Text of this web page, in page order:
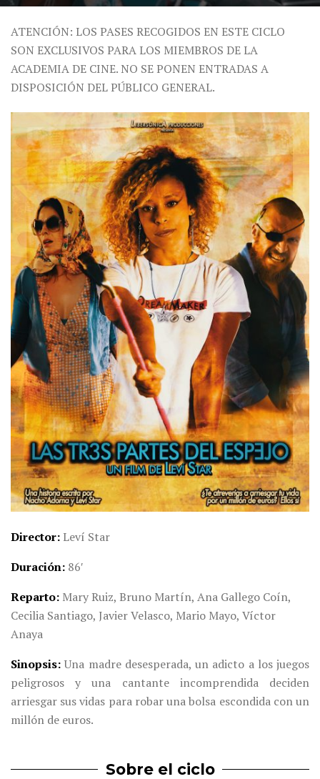
ATENCIÓN: LOS PASES RECOGIDOS EN ESTE CICLO
SON EXCLUSIVOS PARA LOS MIEMBROS DE LA
ACADEMIA DE CINE. NO SE PONEN ENTRADAS A
DISPOSICIÓN DEL PÚBLICO GENERAL.
Director Leví Star
Duración 86′
Reparto Mary Ruiz, Bruno Martín, Ana Gallego Coín,
Cecilia Santiago, Javier Velasco, Mario Mayo, Víctor
Anaya
Sinopsis Una madre desesperada, un adicto a los juegos
peligrosos y una cantante incomprendida deciden
arriesgar sus vidas para robar una bolsa escondida con un
millón de euros.
Sobre el ciclo